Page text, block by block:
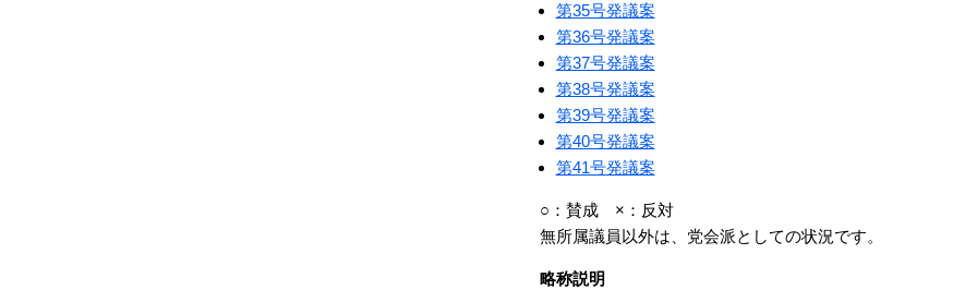
第35号発議案
第36号発議案
第37号発議案
第38号発議案
第39号発議案
第40号発議案
第41号発議案
○：賛成 ×：反対
無所属議員以外は、党会派としての状況です。
略称説明